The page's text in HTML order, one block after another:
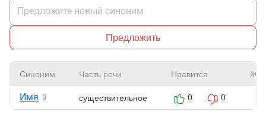
Предложить
Синоним Часть речи Нравится
Имя 9 существительное 0 0